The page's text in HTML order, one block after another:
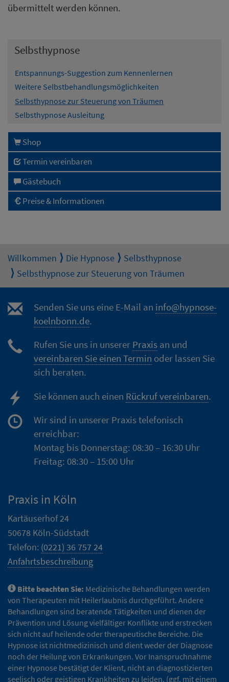
übermittelt werden können.
Selbsthypnose
Entspannungs-Suggestion zum Kennenlernen
Weitere Selbstbehandlungsmöglichkeiten
Selbsthypnose zur Steuerung von Träumen
Selbsthypnose Ausleitung
Shop
Termin vereinbaren
Gästebuch
Preise & Informationen
Willkommen Die Hypnose
Selbsthypnose
Selbsthypnose zur Steuerung von Träumen
Senden Sie uns eine E-Mail an info@hypnose-
koelnbonn.de.
Rufen Sie uns in unserer Praxis an und
vereinbaren Sie einen Termin oder lassen Sie
sich beraten.
Sie können auch einen Rückruf vereinbaren.
Wir sind in unserer Praxis telefonisch
erreichbar:
Montag bis Donnerstag: 08:30 – 16:30 Uhr
Freitag: 08:30 – 15:00 Uhr
Praxis in Köln
Kartäuserhof 24
50678 Köln-Südstadt
Telefon: (0221) 36 757 24
Anfahrtsbeschreibung
Bitte beachten Sie: Medizinische Behandlungen werden
von Therapeuten mit Heilerlaubnis durchgeführt. Andere
Behandlungen sind beratende Tätigkeiten und dienen der
Prävention und Lösung vielfältiger Konflikte und erstrecken
sich nicht auf heilende oder therapeutische Bereiche. Die
Hypnose ist nichtmedizinisch und dient weder der Diagnose
noch der Heilung von Erkrankungen. Vor Inanspruchnahme
einer Hypnose bestätigt der Klient, nicht an diagnostizierten
seelisch oder geistigen Krankheiten zu leiden. (ggf. mit einem